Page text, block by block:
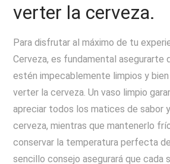
verter la cerveza.
Para disfrutar al máximo de tu
Cerveza, es fundamental asegurarte
estén impecablemente limpios y
verter la cerveza. Un vaso limpio
apreciar todos los matices de sabor
cerveza, mientras que mantenerlo
conservar la temperatura perfecta
sencillo consejo asegurará que cada